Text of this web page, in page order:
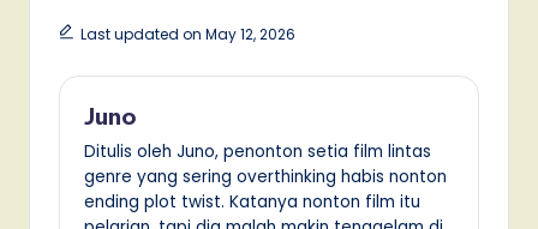
Last updated on May 12, 2026
Juno
Ditulis oleh Juno, penonton setia film lintas
genre yang sering overthinking habis nonton
ending plot twist. Katanya nonton film itu